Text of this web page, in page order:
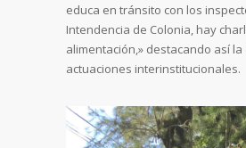
educa en tránsito con los
Intendencia de Colonia, hay
alimentación,» destacando así
actuaciones interinstitucionales.